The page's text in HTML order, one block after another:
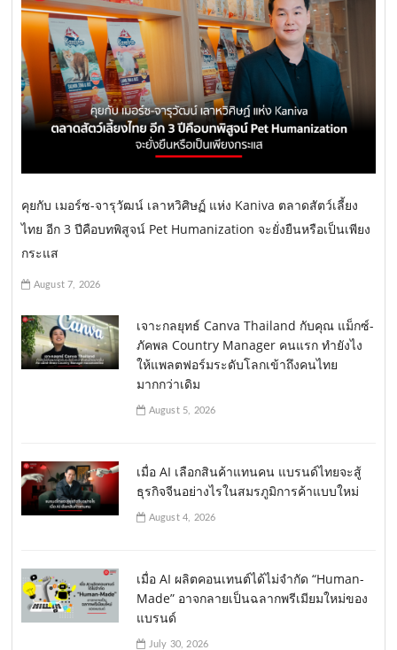
คุยกับ เมอร์ซ-จารุวัฒน์ เลาหวิศิษฏ์ แห่ง Kaniva ตลาดสัตว์เลี้ยง
ไทย อีก 3 ปีคือบทพิสูจน์ Pet Humanization จะยั่งยืนหรือเป็นเพียง
กระแส
August 7, 2026
เจาะกลยุทธ์ Canva Thailand กับคุณ แม็กซ์-
ภัคพล Country Manager คนแรก ทำยังไง
ให้แพลตฟอร์มระดับโลกเข้าถึงคนไทย
มากกว่าเดิม
August 5, 2026
เมื่อ AI เลือกสินค้าแทนคน แบรนด์ไทยจะสู้
ธุรกิจจีนอย่างไรในสมรภูมิการค้าแบบใหม่
August 4, 2026
เมื่อ AI ผลิตคอนเทนต์ได้ไม่จำกัด “Human-
Made” อาจกลายเป็นฉลากพรีเมียมใหม่ของ
แบรนด์
July 30, 2026